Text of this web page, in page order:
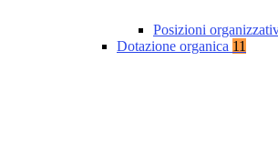
Posizioni
Dotazione organica 11